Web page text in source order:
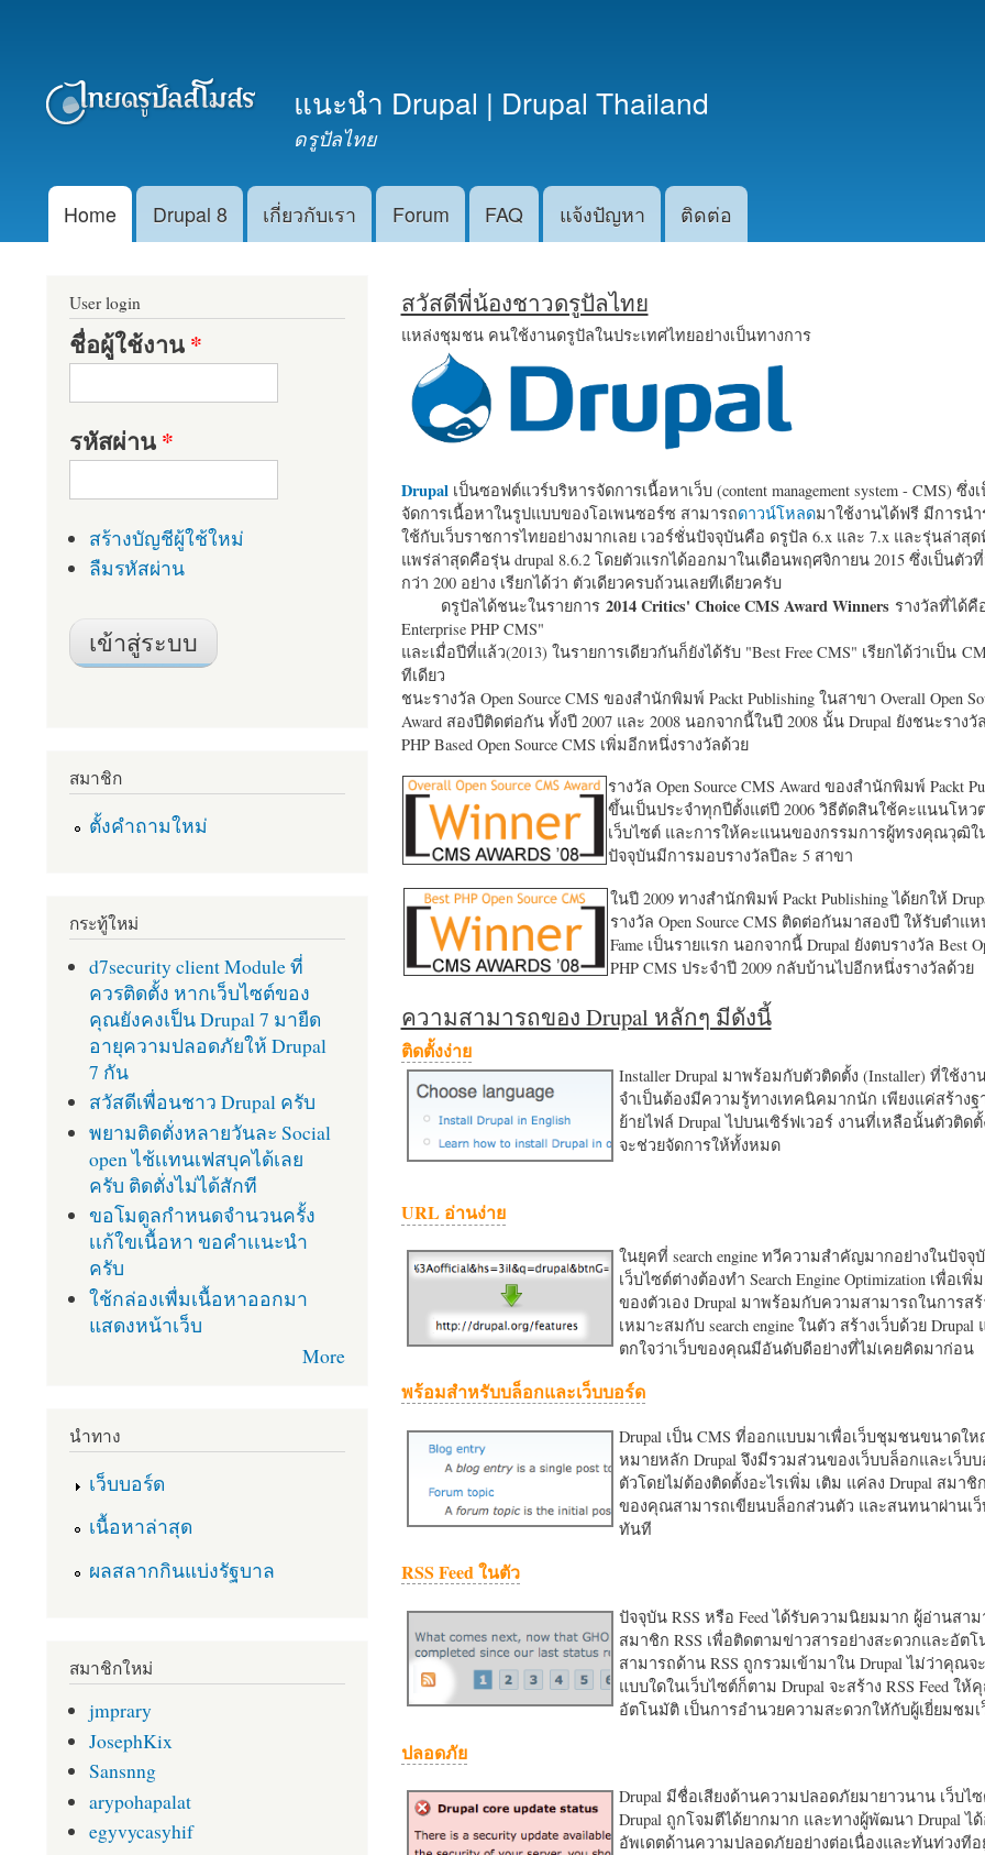
หลัก
แนะนำ Drupal | Drupal Thailand
ดรูปัลไทย
Main menu
Home Drupal 8 เกี่ยวกับเรา Forum FAQ แจ้งปัญหา ติดต่อ
สวัสดีพี่น้องชาวดรูปัลไทย
แหล่งชุมชน คนใช้งานดรูปัลในประเทศไทยอย่างเป็นทางการ
Drupalเป็นซอฟต์แวร์บริหารจัดการเนื้อหาเว็บ (content management system - CMS) ซึ่ง
จัดการเนื้อหาในรูปแบบของโอเพนซอร์ซ สามารถดาวน์โหลดมาใช้งานได้ฟรี มีการน
ใช้กับเว็บราชการไทยอย่างมากเลย เวอร์ชั่นปัจจุบันคือ ดรูปัล 6.x และ 7.x และรุ่นล่าสุด
แพร่ล่าสุดคือรุ่น drupal 8.6.2 โดยตัวแรกได้ออกมาในเดือนพฤศจิกายน 2015 ซึ่งเป็นตั
กว่า 200 อย่าง เรียกได้ว่า ตัวเดียวครบถ้วนเลยทีเดียวครับ
ดรูปัลได้ชนะในรายการ 2014 Critics' Choice CMS Award Winners รางวัลที่ได้คื
Enterprise PHP CMS"
และเมื่อปีที่แล้ว(2013) ในรายการเดียวกันก็ยังได้รับ "Best Free CMS" เรียกได้ว่าเป็น
ทีเดียว
ชนะรางวัล Open Source CMS ของสำนักพิมพ์ Packt Publishing ในสาขา Overall Open
Award สองปีติดต่อกัน ทั้งปี 2007 และ 2008 นอกจากนี้ในปี 2008 นั้น Drupal ยังชนะรางวั
PHP Based Open Source CMS เพิ่มอีกหนึ่งรางวัลด้วย
รางวัล Open Source CMS Award ของสำนักพิมพ์ Packt
ขึ้นเป็นประจำทุกปีตั้งแต่ปี 2006 วิธีตัดสินใช้คะแนนโหว
เว็บไซต์ และการให้คะแนนของกรรมการผู้ทรงคุณวุฒิใ
ปัจจุบันมีการมอบรางวัลปีละ 5 สาขา
ในปี 2009 ทางสำนักพิมพ์ Packt Publishing ได้ยกให้
รางวัล Open Source CMS ติดต่อกันมาสองปี ให้รับตำแ
Fame เป็นรายแรก นอกจากนี้ Drupal ยังตบรางวัล Best
PHP CMS ประจำปี 2009 กลับบ้านไปอีกหนึ่งรางวัลด้วย
ความสามารถของ Drupal หลักๆ มีดังนี้
ติดตั้งง่าย
Installer Drupal มาพร้อมกับตัวติดตั้ง (Installer) ที่ใช้งา
จำเป็นต้องมีความรู้ทางเทคนิคมากนัก เพียงแค่สร้าง
ย้ายไฟล์ Drupal ไปบนเซิร์ฟเวอร์ งานที่เหลือนั้นตัวติดตั้
จะช่วยจัดการให้ทั้งหมด
URL อ่านง่าย
ในยุคที่ search engine ทวีความสำคัญมากอย่างในปัจจุ
เว็บไซต์ต่างต้องทำ Search Engine Optimization เพื่อเ
ของตัวเอง Drupal มาพร้อมกับความสามารถในการสร้
เหมาะสมกับ search engine ในตัว สร้างเว็บด้วย
ตกใจว่าเว็บของคุณมีอันดับดีอย่างที่ไม่เคยคิดมาก่อน
พร้อมสำหรับบล็อกและเว็บบอร์ด
Drupal เป็น CMS ที่ออกแบบมาเพื่อเว็บชุมชนขนาดให
หมายหลัก Drupal จึงมีรวมส่วนของเว็บบล็อกและเว็บ
ตัวโดยไม่ต้องติดตั้งอะไรเพิ่ม เติม แค่ลง Drupal สมาชิ
ของคุณสามารถเขียนบล็อกส่วนตัว และสนทนาผ่านเว็
ทันที
RSS Feed ในตัว
ปัจจุบัน RSS หรือ Feed ได้รับความนิยมมาก ผู้อ่านสา
สมาชิก RSS เพื่อติดตามข่าวสารอย่างสะดวกและอัต
สามารถด้าน RSS ถูกรวมเข้ามาใน Drupal ไม่ว่าคุณจ
แบบใดในเว็บไซต์ก็ตาม Drupal จะสร้าง RSS Feed ให้
อัตโนมัติ เป็นการอำนวยความสะดวกใหักับผู้เยี่ยมชม
ปลอดภัย
Drupal มีชื่อเสียงด้านความปลอดภัยมายาวนาน เว็บไ
Drupal ถูกโจมตีได้ยากมาก และทางผู้พัฒนา Drupal ไ
อัพเดตด้านความปลอดภัยอย่างต่อเนื่องและทันท่วงทีอ
User login
ชื่อผู้ใช้งาน*
รหัสผ่าน*
สร้างบัญชีผู้ใช้ใหม่
ลืมรหัสผ่าน
สมาชิก
ตั้งคำถามใหม่
กระทู้ใหม่
d7security client Module ที่
ควรติดตั้ง หากเว็บไซต์ของ
คุณยังคงเป็น Drupal 7 มายืด
อายุความปลอดภัยให้ Drupal
7 กัน
สวัสดีเพื่อนชาว Drupal ครับ
พยามติดตั่งหลายวันละ Social
open ไช้เเทนเฟสบุคได้เลย
ครับ ติดตั่งไม่ได้สักที
ขอโมดูลกำหนดจำนวนครั้ง
เเก้ใขเนื้อหา ขอคำเเนะนำ
ครับ
ใช้กล่องเพื่มเนื้อหาออกมา
แสดงหน้าเว็บ
More
นำทาง
เว็บบอร์ด
เนื้อหาล่าสุด
ผลสลากกินแบ่งรัฐบาล
สมาชิกใหม่
jmprary
JosephKix
Sansnng
arypohapalat
egyvycasyhif